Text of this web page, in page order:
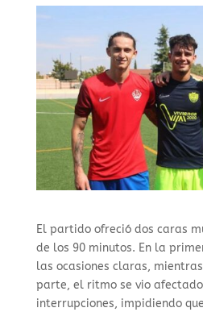
El partido ofreció dos caras
de los 90 minutos. En la
las ocasiones claras,
parte, el ritmo se vio
interrupciones, impidiendo